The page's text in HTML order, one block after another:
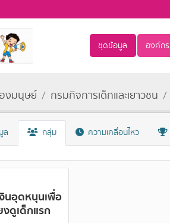
ชุดข้อมูล องค์กร
งมนุษย์ กรมกิจการเด็กและเยาวชน
ล กลุ่ม ความเคลื่อนไหว
นอุดหนุนเพื่อ
งดูเด็กแรก